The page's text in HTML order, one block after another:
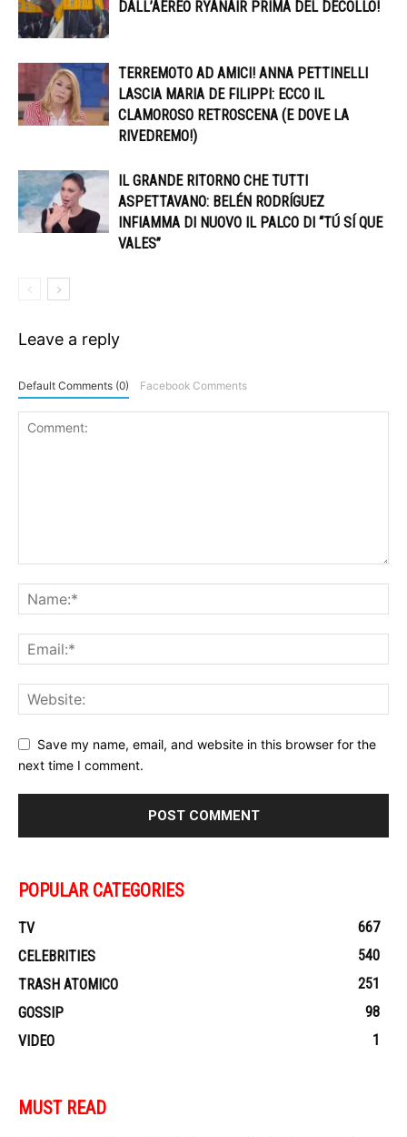
DALL’AEREO RYANAIR PRIMA DEL DECOLLO!
TERREMOTO AD AMICI! ANNA PETTINELLI
LASCIA MARIA DE FILIPPI: ECCO IL
CLAMOROSO RETROSCENA (E DOVE LA
RIVEDREMO!)
IL GRANDE RITORNO CHE TUTTI
ASPETTAVANO: BELÉN RODRÍGUEZ
INFIAMMA DI NUOVO IL PALCO DI “TÚ SÍ QUE
VALES”
Leave a reply
Default Comments (0) Facebook Comments
Save my name, email, and website in this browser for the
next time I comment.
POPULAR CATEGORIES
TV
667
CELEBRITIES
540
TRASH ATOMICO
251
GOSSIP
98
VIDEO
1
MUST READ